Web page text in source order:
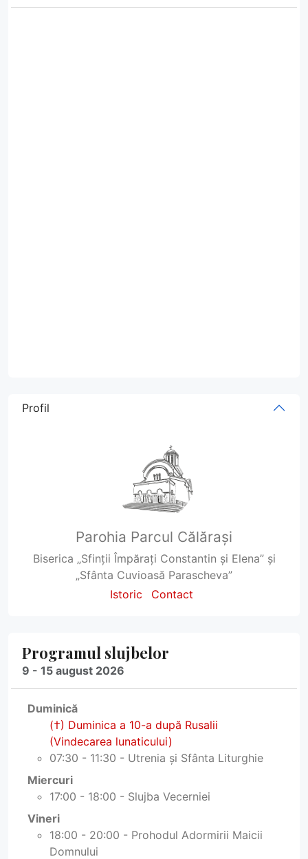
Profil
Parohia Parcul Călărași
Biserica „Sfinții Împărați Constantin și Elena” și
„Sfânta Cuvioasă Parascheva”
Istoric
Contact
Programul slujbelor
9 - 15 august 2026
Duminică
(†) Duminica a 10-a după Rusalii
(Vindecarea lunaticului)
07:30 - 11:30 - Utrenia și Sfânta Liturghie
Miercuri
17:00 - 18:00 - Slujba Vecerniei
Vineri
18:00 - 20:00 - Prohodul Adormirii Maicii
Domnului